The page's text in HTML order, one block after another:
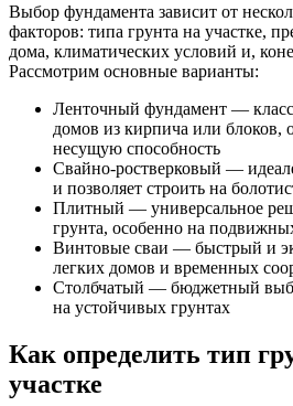
Выбор фундамента зависит от
факторов: типа грунта на участке,
дома, климатических условий и,
Рассмотрим основные варианты:
Ленточный фундамент —
домов из кирпича или блоков,
несущую способность
Свайно-ростверковый —
и позволяет строить на
Плитный — универсальное
грунта, особенно на
Винтовые сваи — быстрый и
легких домов и временных
Столбчатый — бюджетный
на устойчивых грунтах
Как определить тип
участке